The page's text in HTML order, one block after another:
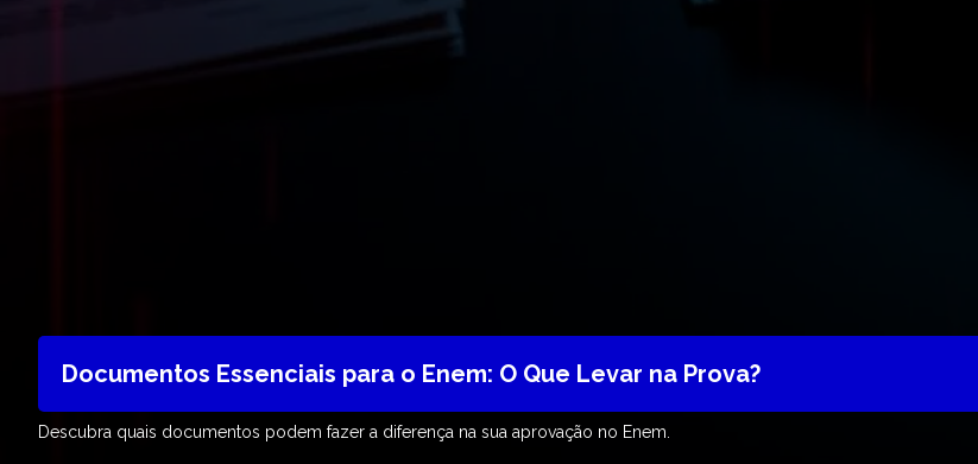
Documentos Essenciais para o Enem: O Que Levar na Prova?
Descubra quais documentos podem fazer a diferença na sua aprovação no Enem.